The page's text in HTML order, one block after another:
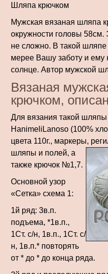
Шляпа крючком
Мужская вязаная шляпа
окружности головы
не сложно. В такой
мерее Вашу заботу и ему
солнце. Автор мужской
Вязаная
крючком,
Для вязания такой
HanimeliLanoso (100%
цвета 110г., маркеры,
шляпы и полей, а
также крючок №1,7.
Основной узор
«Сетка» схема 1:
1й ряд: 3в.п.
подъема, *1в.п.,
1Ст. с/н, 1в.п., 1Ст. с/
н, 1в.п.* повторять
от * до * до конца ряда.